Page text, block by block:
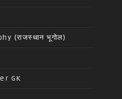
(राजस्थान भूगोल)
GK